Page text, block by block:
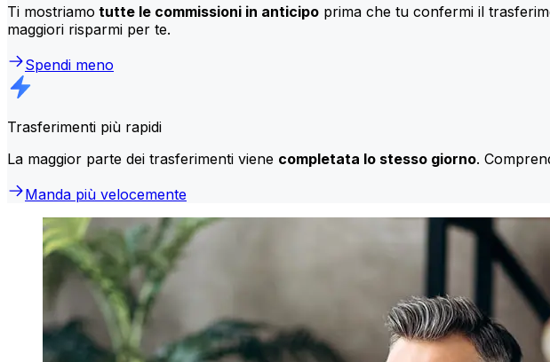
Ti mostriamo tutte le commissioni in anticipo prima che tu confermi il
maggiori risparmi per te.
Spendi meno
Trasferimenti più rapidi
La maggior parte dei trasferimenti viene completata lo stesso giorno.
Manda più velocemente